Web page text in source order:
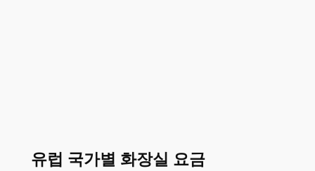
유럽 국가별 화장실 요금